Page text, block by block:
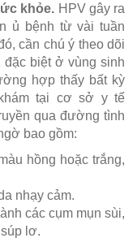
khỏe. HPV gây ra
ủ bệnh từ vài tuần
cần chú ý theo dõi
biệt ở vùng sinh
hợp thấy bất kỳ
tại cơ sở y tế
qua đường tình
bao gồm:
hồng hoặc trắng,
nhạy cảm.
các cụm mụn sùi,
lơ.